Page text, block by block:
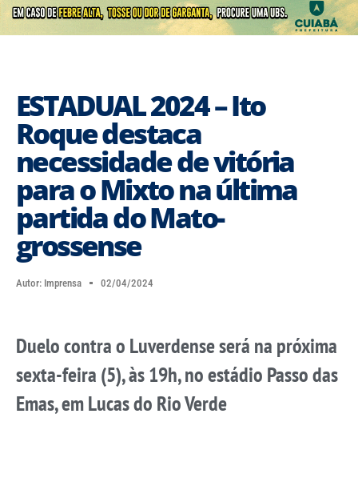
ESTADUAL 2024 – Ito
Roque destaca
necessidade de vitória
para o Mixto na última
partida do Mato-
grossense
Autor: Imprensa 02/04/2024
Duelo contra o Luverdense será na próxima
sexta-feira (5), às 19h, no estádio Passo das
Emas, em Lucas do Rio Verde